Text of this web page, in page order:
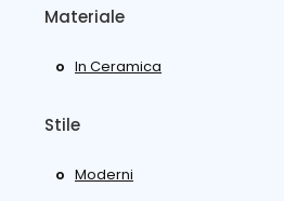
Materiale
In Ceramica
Stile
Moderni